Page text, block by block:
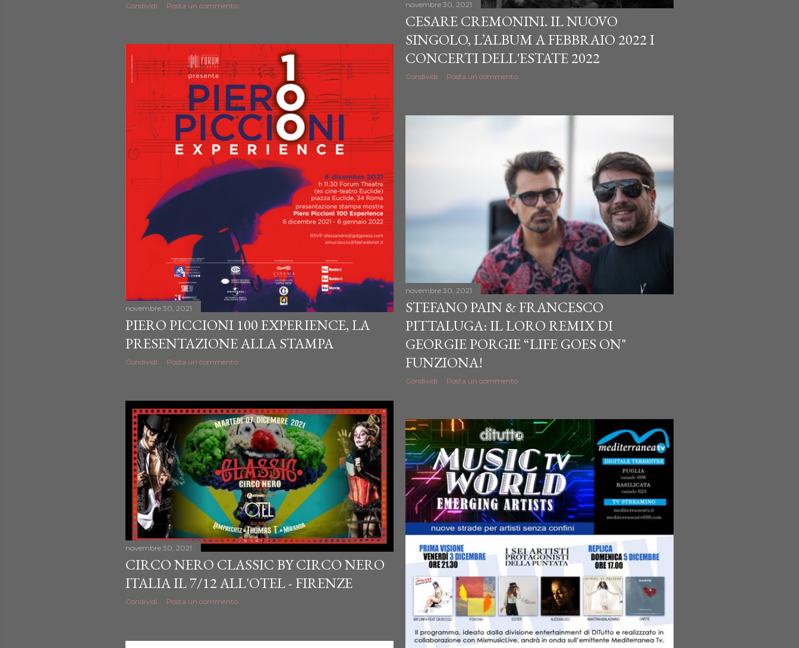
Condividi Posta un commento novembre 30, 2021
CESARE CREMONINI. IL NUOVO
SINGOLO, L’ALBUM A FEBBRAIO 2022 I
CONCERTI DELL'ESTATE 2022
Condividi Posta un commento
novembre 30, 2021
PIERO PICCIONI 100 EXPERIENCE, LA
PRESENTAZIONE ALLA STAMPA
Condividi Posta un commento
novembre 30, 2021
STEFANO PAIN & FRANCESCO
PITTALUGA: IL LORO REMIX DI
GEORGIE PORGIE “LIFE GOES ON"
FUNZIONA!
Condividi Posta un commento
novembre 30, 2021
CIRCO NERO CLASSIC BY CIRCO NERO
ITALIA IL 7/12 ALL'OTEL - FIRENZE
Condividi Posta un commento